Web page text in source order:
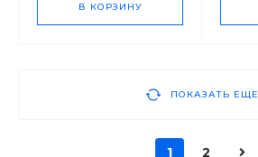
В КОРЗИНУ
ПОКАЗАТЬ ЕЩЕ
1 2